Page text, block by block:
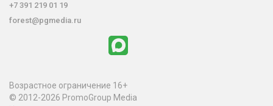
+7 391 219 01 19
forest@pgmedia.ru
Возрастное ограничение 16+
© 2012-2026 PromoGroup Media